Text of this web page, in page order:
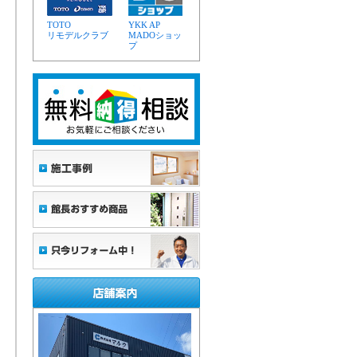
ら楽々操作
TOTO
リモデルクラブ
YKK AP
MADOショッ
プ